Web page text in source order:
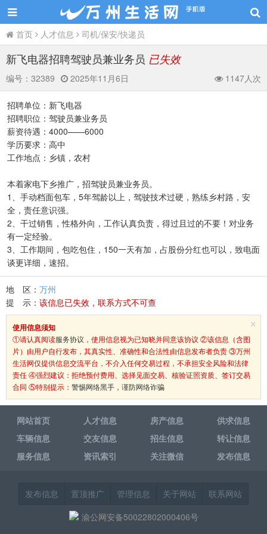
首页 人才信息 司机/保安/快递员
新飞电器招聘驾驶员兼业务员 已失效
编号： 32389 2025年11月6日 1147人次
招聘单位：新飞电器
招聘职位：驾驶员兼业务员
薪资待遇：4000——6000
学历要求：高中
工作地点：乡镇，农村
本着家电下乡推广，招驾驶员兼业务员。
1、手动档面包车，5年驾龄以上，驾驶技术过硬，熟练乡村路，安
全，责任意识强。
2、干过销售，性格外向，工作认真负责，得过且过的不要！对业务
有一定经验。
3、工作期间，包吃包住，150一天有加，占股份分红也可以，致电面
谈更详细，速招。
地 区： 万州
提 示： 该信息已失效，联系方式不可查
×
使用信息须知
①请认真阅读服务协议 ，使用信息视为已知晓并同意该协议 ②该信息（含图
片）由用户自行发布，其真实性、准确性和合法性由信息发布者负责 ③万州
生活网仅提供信息交流平台，不介入任何交易过程，不承担安全风险和法律
责任 ④强烈建议：拒绝预付费用、选择见面交易、核验证照资质、签订交易
合同 ⑤特别提示： 警惕网络黑手，谨防网络诈骗
网站首页 人才信息 房产信息
供求信息
车辆信息
交友信息 招生信息
转让信息
服务信息
资讯索引 关注微信 发布信息
发布信息 置顶推广 管理信息 关于网站
联系网站
渝公网安备50022802000406号